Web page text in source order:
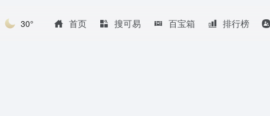
30° 首页 搜可易 百宝箱 排行榜